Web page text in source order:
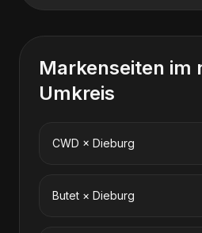
Markenseiten im
Umkreis
CWD × Dieburg
Butet × Dieburg